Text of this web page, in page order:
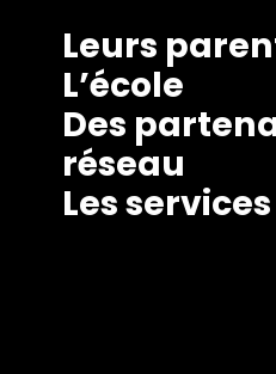
Leurs
L’école
Des
réseau
Les